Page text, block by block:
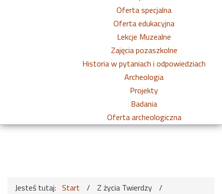
Oferta specjalna
Oferta edukacyjna
Lekcje Muzealne
Zajęcia pozaszkolne
Historia w pytaniach i odpowiedziach
Archeologia
Projekty
Badania
Oferta archeologiczna
Jesteś tutaj: Start / Z życia Twierdzy /